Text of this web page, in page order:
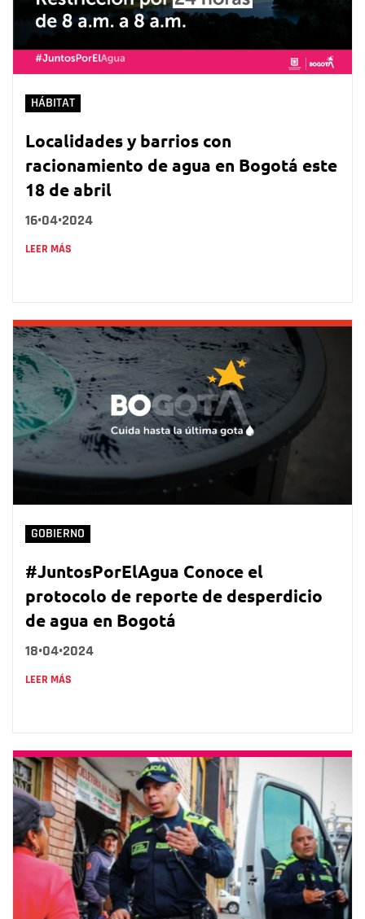
HÁBITAT
Localidades y barrios con
racionamiento de agua en Bogotá este
18 de abril
16•04•2024
LEER MÁS
GOBIERNO
#JuntosPorElAgua Conoce el
protocolo de reporte de desperdicio
de agua en Bogotá
18•04•2024
LEER MÁS